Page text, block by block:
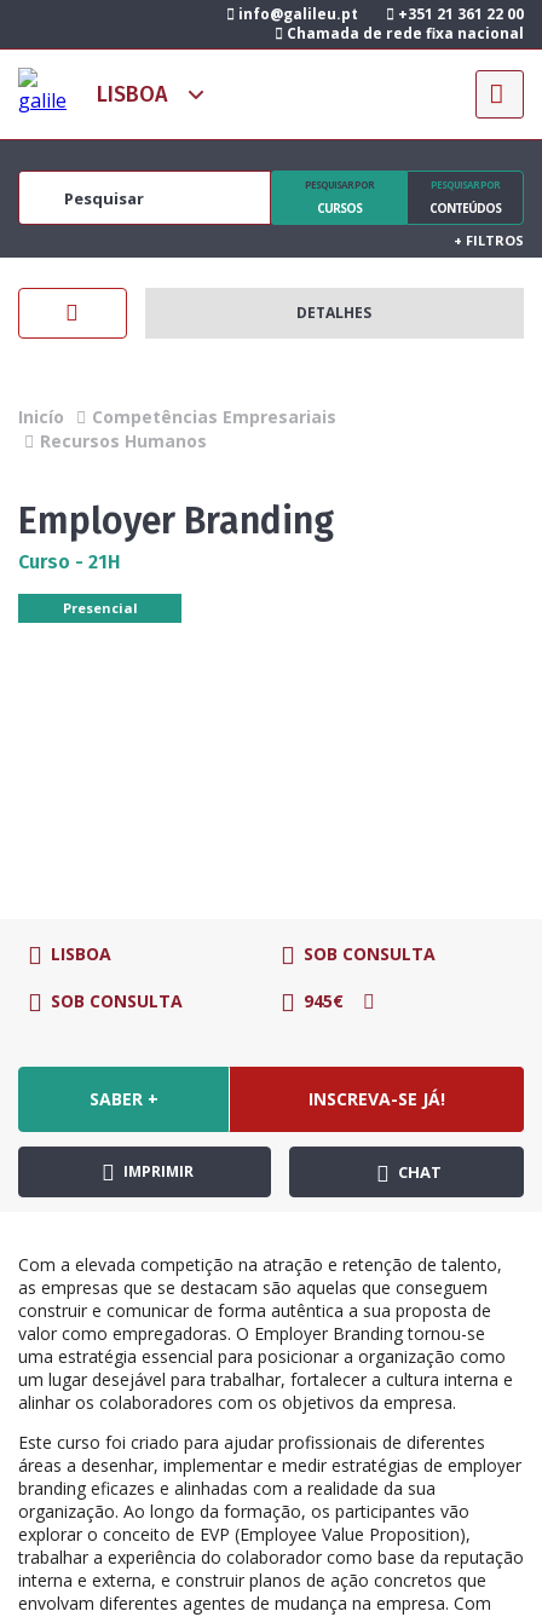
info@galileu.pt
+351 21 361 22 00
Chamada de rede fixa nacional
PESQUISAR POR
CURSOS
PESQUISAR POR
CONTEÚDOS
+ FILTROS
DETALHES
Inicío
Competências Empresariais
Recursos Humanos
Employer Branding
Curso - 21H
Presencial
LISBOA SOB CONSULTA
SOB CONSULTA 945€
SABER + INSCREVA-SE JÁ!
IMPRIMIR CHAT
Com a elevada competição na atração e retenção de talento,
as empresas que se destacam são aquelas que conseguem
construir e comunicar de forma autêntica a sua proposta de
valor como empregadoras. O Employer Branding tornou-se
uma estratégia essencial para posicionar a organização como
um lugar desejável para trabalhar, fortalecer a cultura interna e
alinhar os colaboradores com os objetivos da empresa.
Este curso foi criado para ajudar profissionais de diferentes
áreas a desenhar, implementar e medir estratégias de employer
branding eficazes e alinhadas com a realidade da sua
organização. Ao longo da formação, os participantes vão
explorar o conceito de EVP (Employee Value Proposition),
trabalhar a experiência do colaborador como base da reputação
interna e externa, e construir planos de ação concretos que
envolvam diferentes agentes de mudança na empresa. Com